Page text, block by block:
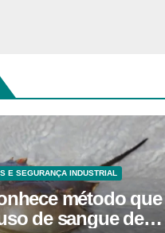
E SEGURANÇA INDUSTRIAL
método que
de sangue de